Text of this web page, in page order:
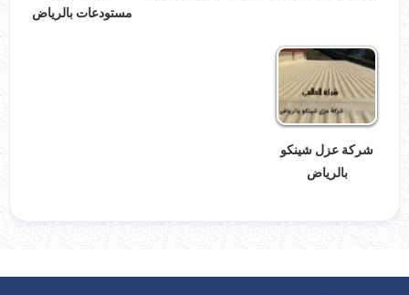
مستودعات بالرياض
شركة عزل شينكو
بالرياض